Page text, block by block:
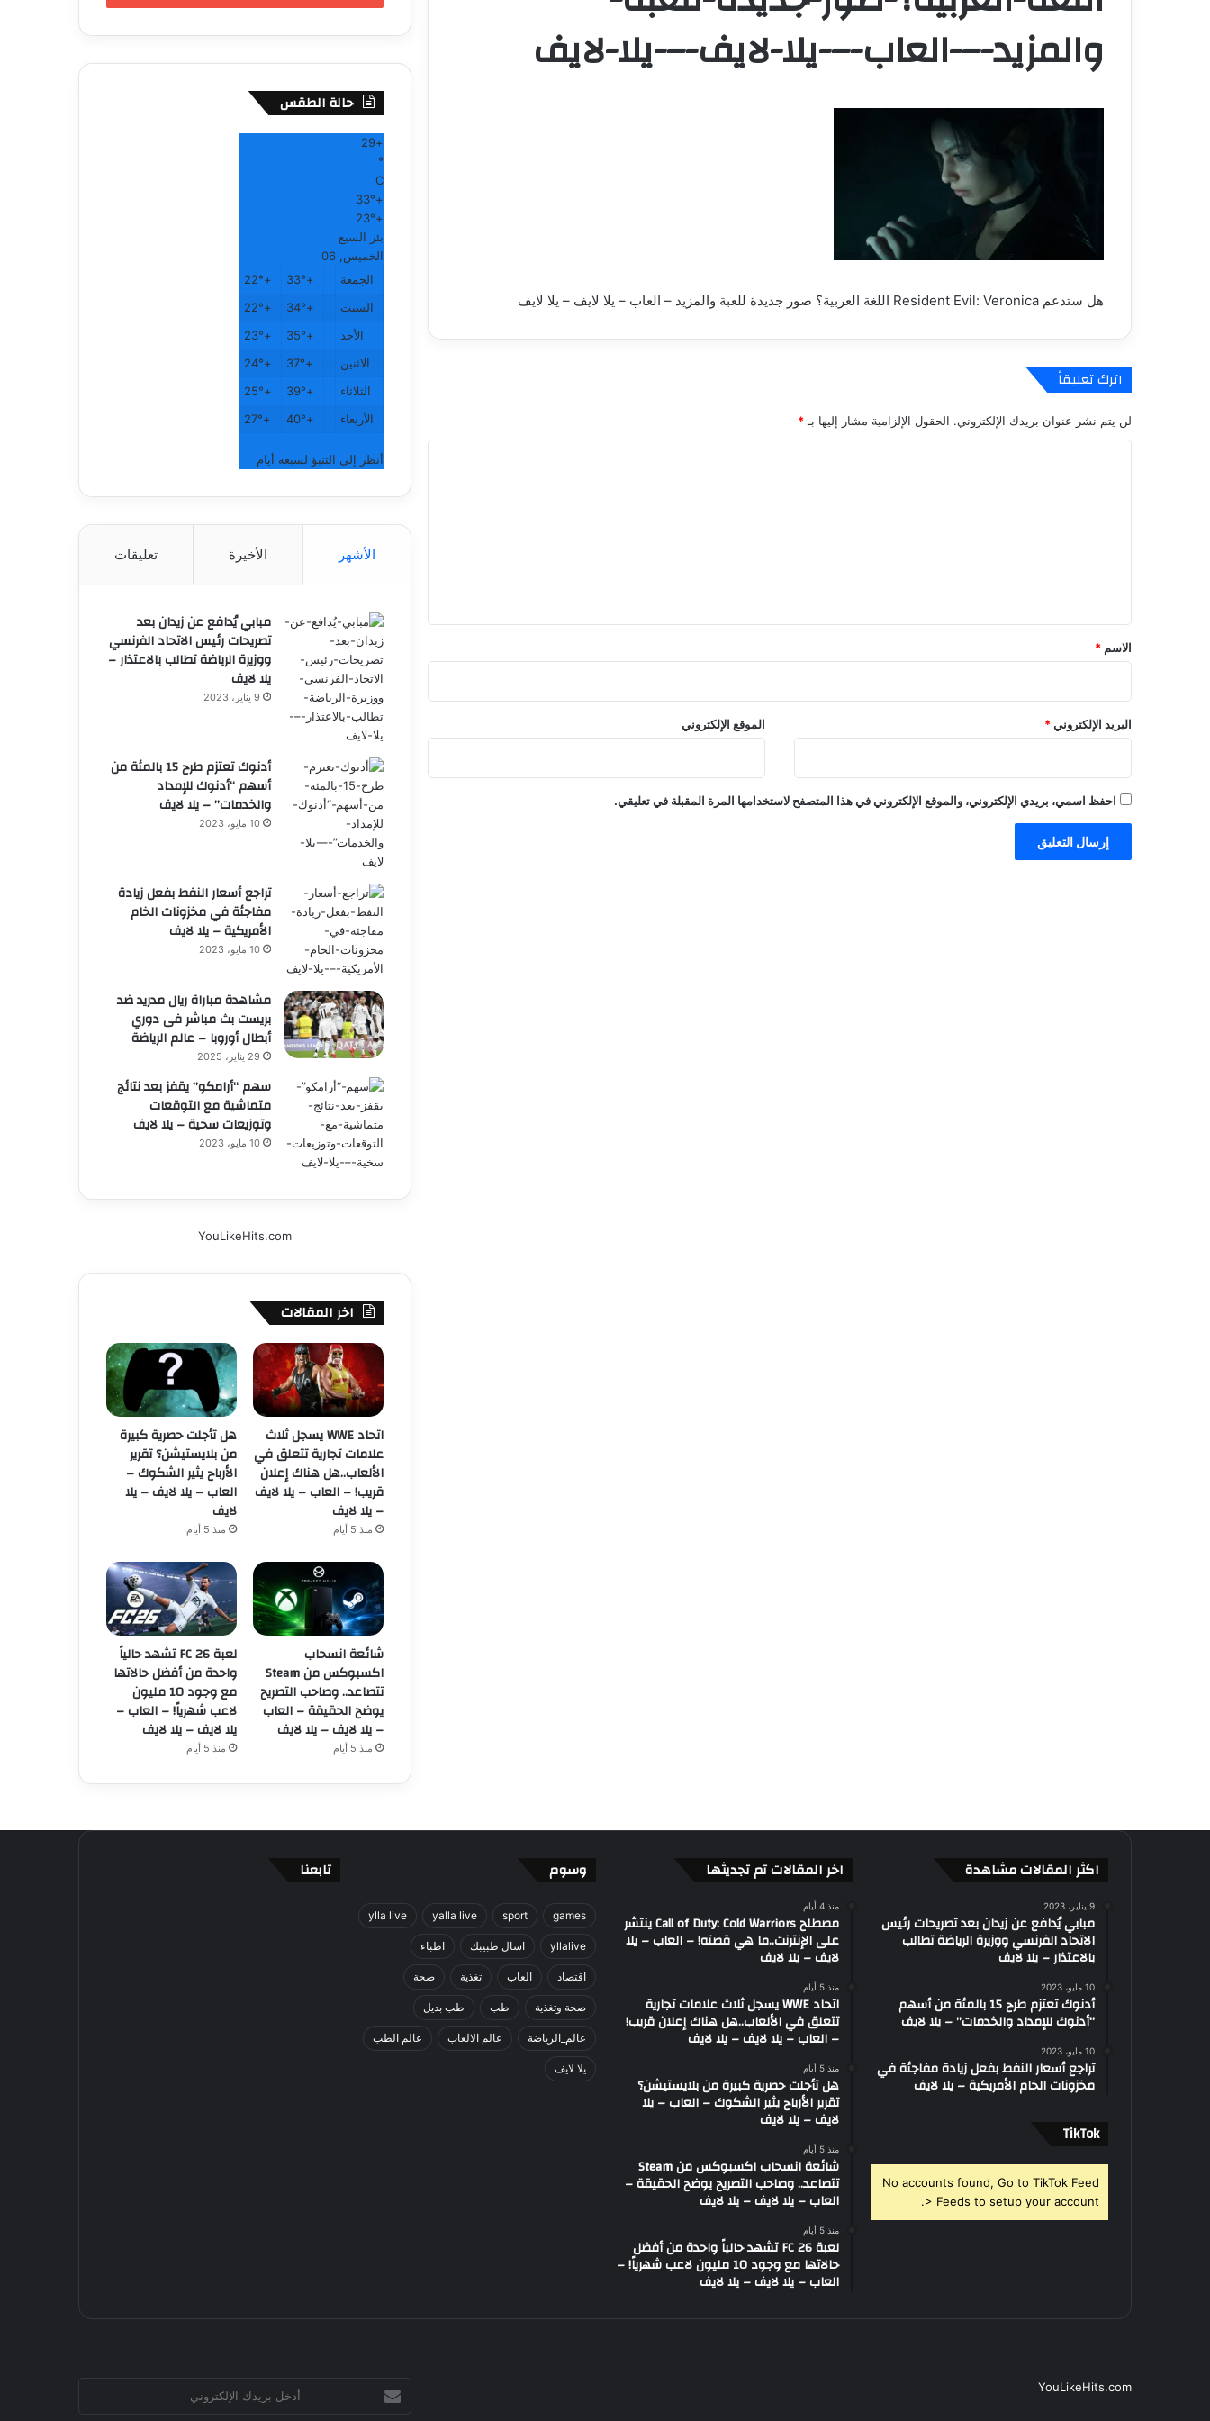
والمزيد-–-العاب-–-يلا-لايف-–-يلا-لايف
هل ستدعم Resident Evil: Veronica اللغة العربية؟ صور جديدة للعبة والمزيد – العاب – يلا لايف – يلا لايف
اترك تعليقاً
لن يتم نشر عنوان بريدك الإلكتروني. الحقول الإلزامية مشار إليها بـ *
*
الاسم *
البريد الإلكتروني* الموقع الإلكتروني
احفظ اسمي، بريدي الإلكتروني، والموقع الإلكتروني في هذا المتصفح لاستخدامها المرة المقبلة في تعليقي.
حالة الطقس
+
29
°
C
+
33°
+
23°
بئر السبع
الخميس, 06
الجمعة
+
33°
+
22°
السبت
+
34°
+
22°
الأحد
+
35°
+
23°
الاثنين
+
37°
+
24°
الثلاثاء
+
39°
+
25°
الأربعاء
+
40°
+
27°
أنظر إلى التنبؤ لسبعة أيام
الأشهر الأخيرة تعليقات
مبابي يُدافع عن زيدان بعد
تصريحات رئيس الاتحاد الفرنسي
ووزيرة الرياضة تطالب بالاعتذار –
يلا لايف
9 يناير، 2023
أدنوك تعتزم طرح 15 بالمئة من
أسهم “أدنوك للإمداد
والخدمات” – يلا لايف
10 مايو، 2023
تراجع أسعار النفط بفعل زيادة
مفاجئة في مخزونات الخام
الأمريكية – يلا لايف
10 مايو، 2023
مشاهدة مباراة ريال مدريد ضد
بريست بث مباشر فى دوري
أبطال أوروبا – عالم الرياضة
29 يناير، 2025
سهم “أرامكو” يقفز بعد نتائج
متماشية مع التوقعات
وتوزيعات سخية – يلا لايف
10 مايو، 2023
YouLikeHits.com
اخر المقالات
اتحاد WWE يسجل ثلاث
علامات تجارية تتعلق في
الألعاب..هل هناك إعلان
قريب! – العاب – يلا لايف
– يلا لايف
منذ 5 أيام
هل تأجلت حصرية كبيرة
من بلايستيشن؟ تقرير
الأرباح يثير الشكوك –
العاب – يلا لايف – يلا
لايف
منذ 5 أيام
شائعة انسحاب
اكسبوكس من Steam
تتصاعد.. وصاحب التصريح
يوضح الحقيقة – العاب
– يلا لايف – يلا لايف
منذ 5 أيام
لعبة FC 26 تشهد حالياً
واحدة من أفضل حالاتها
مع وجود 10 مليون
لاعب شهرياً! – العاب –
يلا لايف – يلا لايف
منذ 5 أيام
اكثر المقالات مشاهدة
9 يناير، 2023
مبابي يُدافع عن زيدان بعد تصريحات رئيس
الاتحاد الفرنسي ووزيرة الرياضة تطالب
بالاعتذار – يلا لايف
10 مايو، 2023
أدنوك تعتزم طرح 15 بالمئة من أسهم
“أدنوك للإمداد والخدمات” – يلا لايف
10 مايو، 2023
تراجع أسعار النفط بفعل زيادة مفاجئة في
مخزونات الخام الأمريكية – يلا لايف
‫TikTok
No accounts found, Go to TikTok Feed
> Feeds to setup your account.
اخر المقالات تم تجديثها
منذ 4 أيام
مصطلح Call of Duty: Cold Warriors ينتشر
على الإنترنت..ما هي قصته! – العاب – يلا
لايف – يلا لايف
منذ 5 أيام
اتحاد WWE يسجل ثلاث علامات تجارية
تتعلق في الألعاب..هل هناك إعلان قريب!
– العاب – يلا لايف – يلا لايف
منذ 5 أيام
هل تأجلت حصرية كبيرة من بلايستيشن؟
تقرير الأرباح يثير الشكوك – العاب – يلا
لايف – يلا لايف
منذ 5 أيام
شائعة انسحاب اكسبوكس من Steam
تتصاعد.. وصاحب التصريح يوضح الحقيقة –
العاب – يلا لايف – يلا لايف
منذ 5 أيام
لعبة FC 26 تشهد حالياً واحدة من أفضل
حالاتها مع وجود 10 مليون لاعب شهرياً! –
العاب – يلا لايف – يلا لايف
وسوم
games
sport
yalla live
ylla live
yllalive اسال طبيبك اطباء
اقتصاد العاب تغذية صحة
صحة وتغذية طب طب بديل
عالم_الرياضة عالم الالعاب عالم الطب
يلا لايف
تابعنا
YouLikeHits.com
بريدك